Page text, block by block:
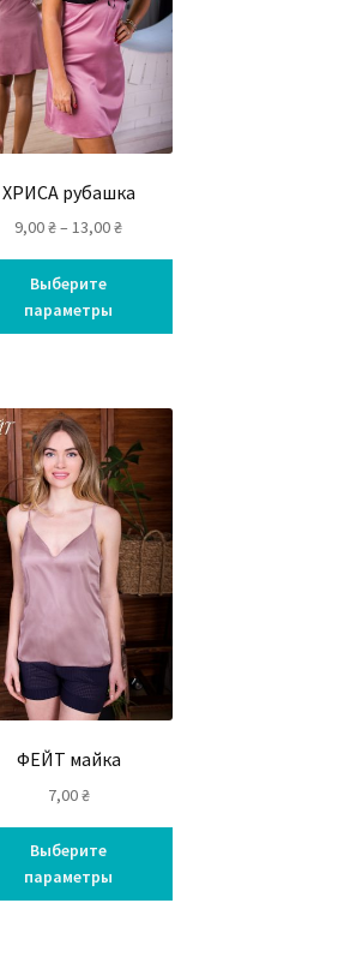
ХРИСА рубашка
9,00₴–13,00₴
Выберите
параметры
ФЕЙТ майка
7,00₴
Выберите
параметры